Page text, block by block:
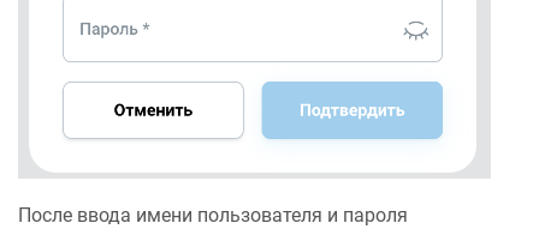
После ввода имени пользователя и пароля